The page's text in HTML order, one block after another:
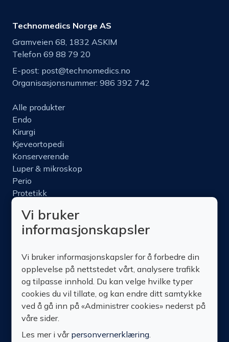
Technomedics Norge AS
Gramveien 68, 1832 ASKIM
Telefon 69 88 79 20
E-post: post@technomedics.no
Organisasjonsnummer: 986 392 742
Alle produkter
Endo
Kirurgi
Kjeveortopedi
Konserverende
Luper & mikroskop
Perio
Protetikk
Nettbutikk
Om oss
Kontakt oss
Vi bruker
informasjonskapsler
Vi bruker informasjonskapsler for å forbedre din
opplevelse på nettstedet vårt, analysere trafikk
og tilpasse innhold. Du kan velge hvilke typer
cookies du vil tillate, og kan endre ditt samtykke
ved å gå inn på «Administrer cookies» nederst på
våre sider.
Les mer i vår personvernerklæring.